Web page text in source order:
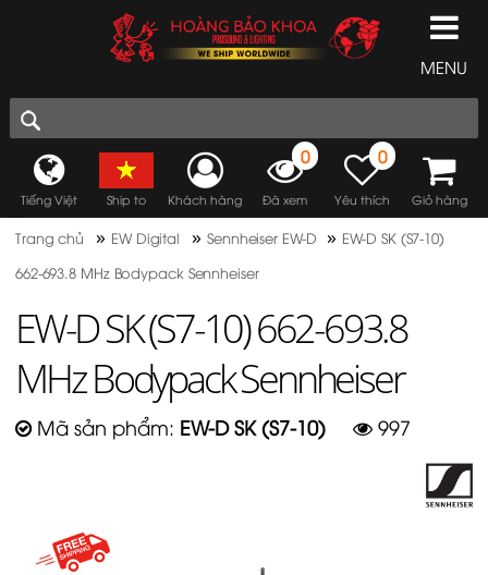
MENU
Tiếng Việt Ship to Khách hàng
0
Đã xem
0
Yêu thích Giỏ hàng
Trang chủ » EW Digital »Sennheiser EW-D » EW-D SK (S7-10)
662-693.8 MHz Bodypack Sennheiser
EW-D SK (S7-10) 662-693.8
MHz Bodypack Sennheiser
Mã sản phẩm: EW-D SK (S7-10) 997